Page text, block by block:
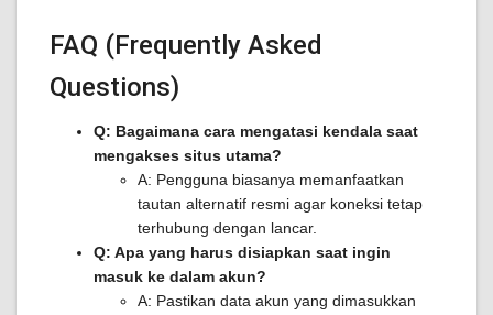
FAQ (Frequently Asked
Questions)
Q: Bagaimana cara mengatasi kendala saat
mengakses situs utama?
A: Pengguna biasanya memanfaatkan
tautan alternatif resmi agar koneksi tetap
terhubung dengan lancar.
Q: Apa yang harus disiapkan saat ingin
masuk ke dalam akun?
A: Pastikan data akun yang dimasukkan